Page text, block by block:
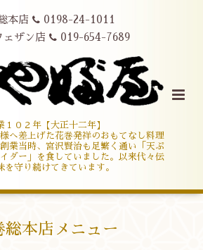
本店
0198-24-1011
ェザン店
019-654-7689
１０２年【大正十二年】
へ差上げた花巻発祥のおもてなし料理
業当時、宮沢賢治も足繁く通い「天ぷ
ダー」を食していました。以来代々伝
を守り続けてきています。
総本店メニュー